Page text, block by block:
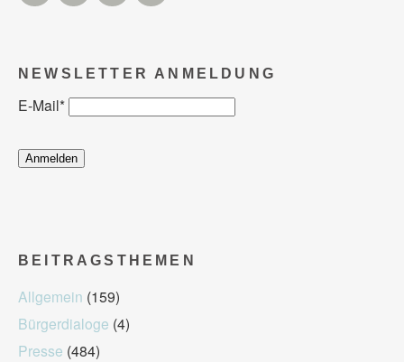
NEWSLETTER ANMELDUNG
E-Mail*
BEITRAGSTHEMEN
Allgemein (159)
Bürgerdialoge (4)
Presse (484)